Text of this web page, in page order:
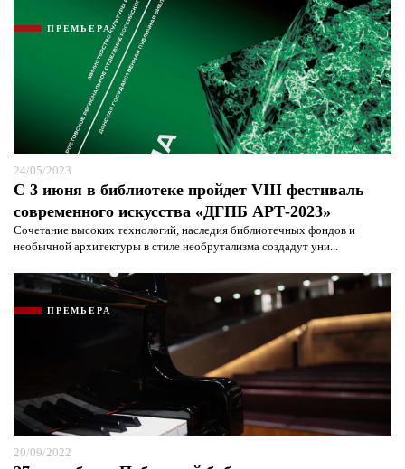
ПРЕМЬЕРА
24/05/2023
С 3 июня в библиотеке пройдет VIII фестиваль
современного искусства «ДГПБ АРТ-2023»
Сочетание высоких технологий, наследия библиотечных фондов и
необычной архитектуры в стиле необрутализма создадут уни...
ПРЕМЬЕРА
20/09/2022
Я согласен с политикой конфиденциальности и
защиты информации*
Я согласен сполитикой конфиденциальности и
защиты информации*